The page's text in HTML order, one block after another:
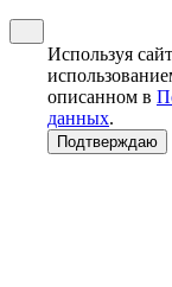
Используя
описанном в
данных.
Подтверждаю